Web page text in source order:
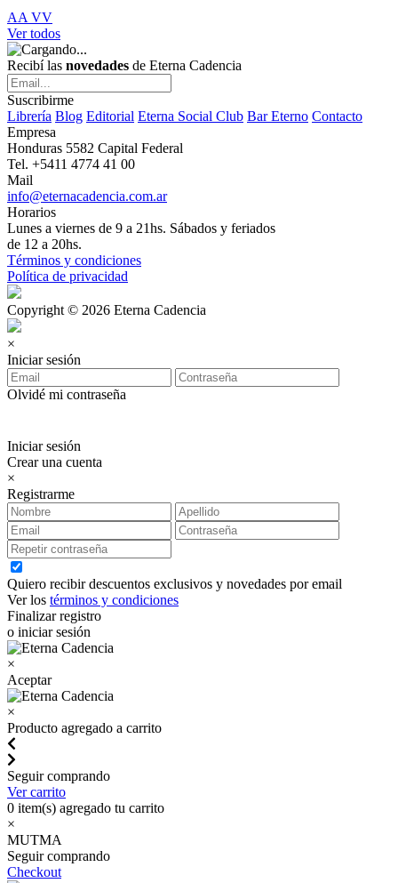
AA VV
Ver todos
Recibí las novedades de Eterna Cadencia
Suscribirme
Librería Blog Editorial Eterna Social Club Bar Eterno Contacto
Empresa
Honduras 5582 Capital Federal
Tel. +5411 4774 41 00
Mail
info@eternacadencia.com.ar
Horarios
Lunes a viernes de 9 a 21hs. Sábados y feriados
de 12 a 20hs.
Términos y condiciones
Política de privacidad
Copyright © 2026 Eterna Cadencia
×
Iniciar sesión
Olvidé mi contraseña
Iniciar sesión
Crear una cuenta
×
Registrarme
Quiero recibir descuentos exclusivos y novedades por email
Ver los términos y condiciones
Finalizar registro
o iniciar sesión
×
Aceptar
×
Producto agregado a carrito
Seguir comprando
Ver carrito
0 item(s) agregado tu carrito
×
MUTMA
Seguir comprando
Checkout